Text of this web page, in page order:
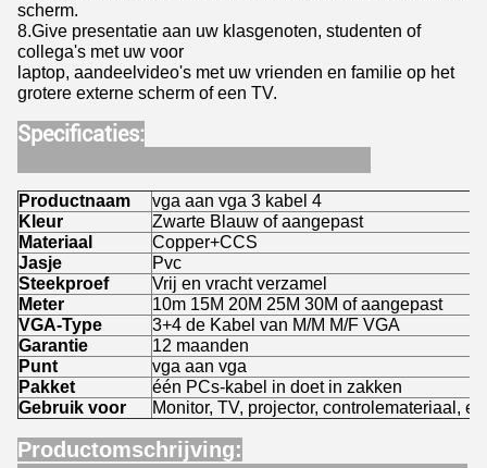
scherm.
8.Give presentatie aan uw klasgenoten, studenten of
collega's met uw voor
laptop, aandeelvideo's met uw vrienden en familie op het
grotere externe scherm of een TV.
Specificaties:
Productnaam
vga aan vga 3 kabel 4
Kleur
Zwarte Blauw of aangepast
Materiaal
Copper+CCS
Jasje
Pvc
Steekproef
Vrij en vracht verzamel
Meter
10m 15M 20M 25M 30M of aangepast
VGA-Type
3+4 de Kabel van M/M M/F VGA
Garantie
12 maanden
Punt
vga aan vga
Pakket
één PCs-kabel in doet in zakken
Gebruik voor
Monitor, TV, projector, controlemateriaal,
Productomschrijving: